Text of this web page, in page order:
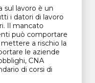
sul lavoro è un
i datori di lavoro
Il mancato
può comportare
a rischio la
le aziende
CNA
di corsi di